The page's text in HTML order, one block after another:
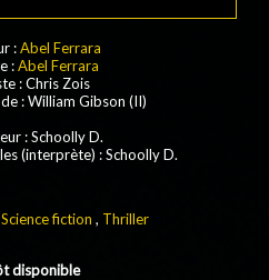
:Abel Ferrara
:Abel Ferrara
: Chris Zois
:William Gibson (II)
: Schoolly D.
(interprète) : Schoolly D.
Science fiction , Thriller
disponible